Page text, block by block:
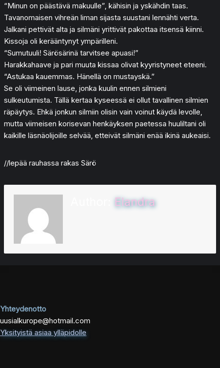
“Minun on päästävä makuulle”, kähisin ja yskähdin taas.
Tavanomaisen vihreän liman sijasta suustani lennähti verta.
Jalkani pettivät alta ja silmäni yrittivät pakottaa itsensä kiinni.
Kissoja oli kerääntynyt ympärilleni.
“Sumutuuli! Särösärinä tarvitsee apuasi!”
Harakkahaave ja pari muuta kissaa olivat kyyristyneet eteeni.
“Astukaa kauemmas. Hänellä on mustayskä.”
Se oli viimeinen lause, jonka kuulin ennen silmieni
sulkeutumista. Tällä kertaa kyseessä ei ollut tavallinen silmien
räpäytys. Ehkä jonkun silmiin olisin vain voinut käydä levolle,
mutta viimeisen korisevan henkäyksen paetessa huuliltani oli
kaikille läsnäolijoille selvää, etteivät silmäni enää ikinä aukeaisi.
//lepää rauhassa rakas Särö
Elandra
Yhteydenotto
uusialkurope@hotmail.com
Yksityistä asiaa ylläpidolle